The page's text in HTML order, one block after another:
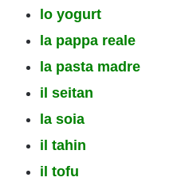
lo yogurt
la pappa reale
la pasta madre
il seitan
la soia
il tahin
il tofu